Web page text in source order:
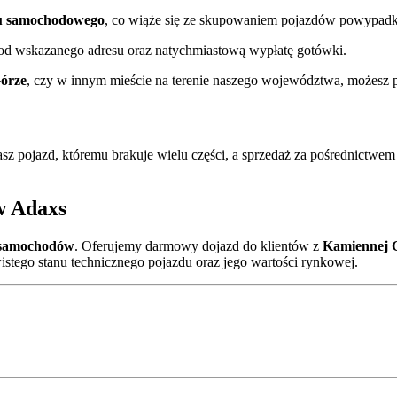
samochodowego, co wiąże się ze skupowaniem pojazdów
wskazanego adresu oraz natychmiastową wypłatę gotówki.
, czy w innym mieście na terenie naszego województwa, możesz
pojazd, któremu brakuje wielu części, a sprzedaż za
Adaxs
. Oferujemy darmowy dojazd do klientów z Kamiennej
stanu technicznego pojazdu oraz jego wartości rynkowej.